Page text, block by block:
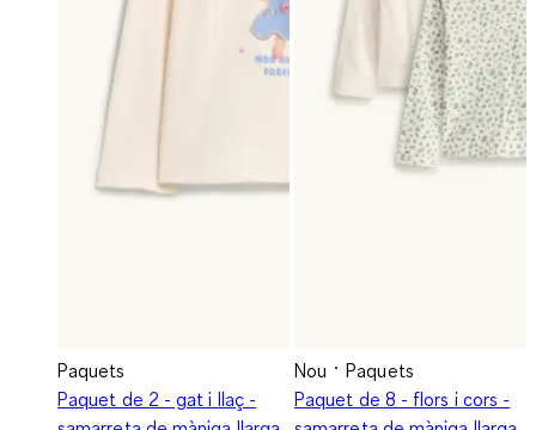
Paquets
Paquet de 2 - gat i llaç -
Nou
Paquets
Paquet de 8 - flors i cors -